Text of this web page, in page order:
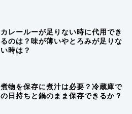
カレールーが足りない時に代用でき
るのは？味が薄いやとろみが足りな
い時は？
煮物を保存に煮汁は必要？冷蔵庫で
の日持ちと鍋のまま保存できるか？